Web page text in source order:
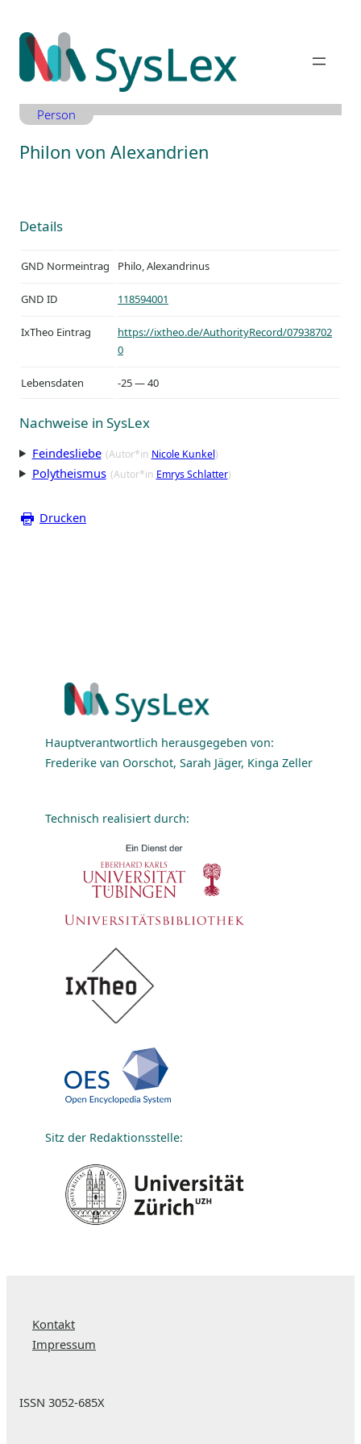
Inhalt
springen
Person
Philon von Alexandrien
Details
GND Normeintrag Philo, Alexandrinus
GND ID 118594001
IxTheo Eintrag
https://ixtheo.de/AuthorityRecord/07938702
0
Lebensdaten -25 — 40
Nachweise in SysLex
Feindesliebe (Autor*in Nicole Kunkel)
Polytheismus (Autor*in Emrys Schlatter)
Drucken
Hauptverantwortlich herausgegeben von:
Frederike van Oorschot, Sarah Jäger, Kinga Zeller
Technisch realisiert durch:
Sitz der Redaktionsstelle:
Kontakt
Impressum
ISSN 3052-685X